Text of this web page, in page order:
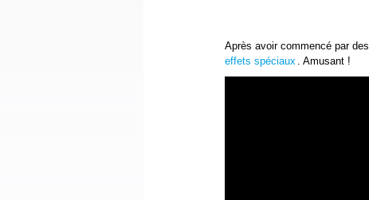
Après avoir commencé par des
effets spéciaux . Amusant !